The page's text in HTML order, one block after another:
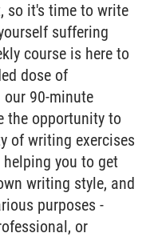
so it's time to write
suffering
course is here to
dose of
90-minute
the opportunity to
of writing exercises
you to get
writing style, and
purposes -
or